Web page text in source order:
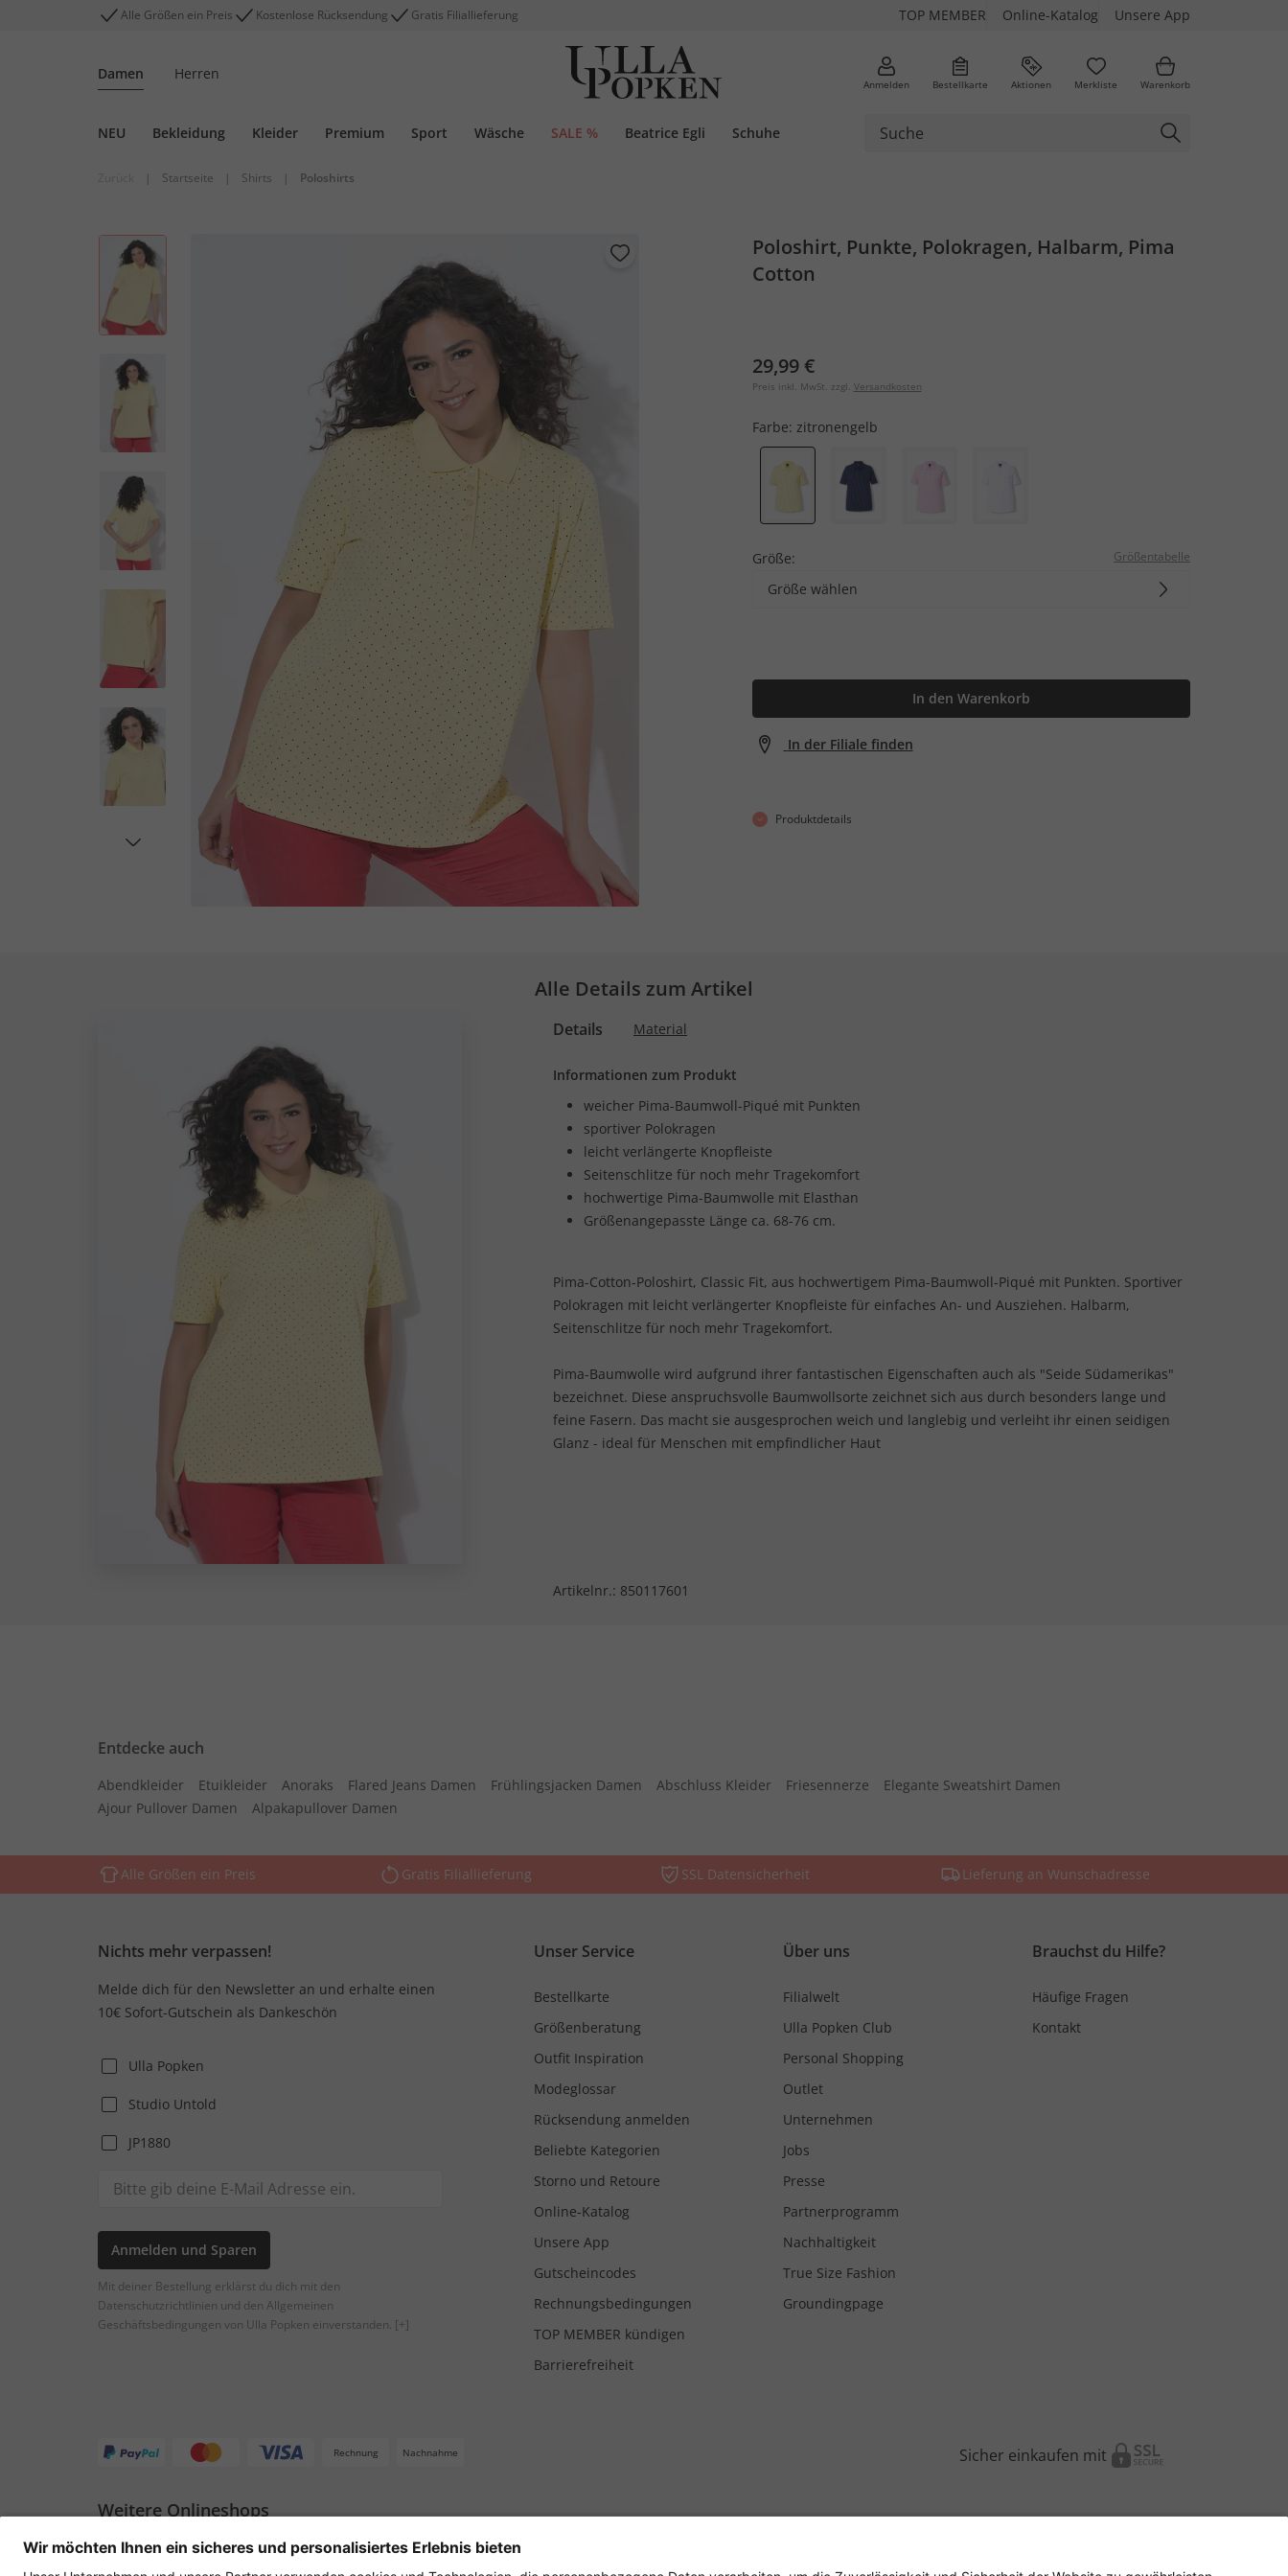
Alle Größen ein Preis Kostenlose Rücksendung Gratis Filiallieferung TOP MEMBER Online-Katalog Unsere App
Damen Herren
Anmelden Bestellkarte Aktionen Merkliste Warenkorb
NEU Bekleidung Kleider Premium Sport Wäsche SALE % Beatrice Egli Schuhe
| Startseite | Shirts | Poloshirts
Poloshirt, Punkte, Polokragen, Halbarm, Pima
Cotton
29,99 €
Preis inkl. MwSt. zzgl. Versandkosten
Farbe: zitronengelb
Größe: Größentabelle
Größe wählen
In den Warenkorb
In der Filiale finden
Produktdetails
Alle Details zum Artikel
Details Material
Informationen zum Produkt
weicher Pima-Baumwoll-Piqué mit Punkten
sportiver Polokragen
leicht verlängerte Knopfleiste
Seitenschlitze für noch mehr Tragekomfort
hochwertige Pima-Baumwolle mit Elasthan
Größenangepasste Länge ca. 68-76 cm.
Pima-Cotton-Poloshirt, Classic Fit, aus hochwertigem Pima-Baumwoll-Piqué mit Punkten. Sportiver
Polokragen mit leicht verlängerter Knopfleiste für einfaches An- und Ausziehen. Halbarm,
Seitenschlitze für noch mehr Tragekomfort.
Pima-Baumwolle wird aufgrund ihrer fantastischen Eigenschaften auch als "Seide Südamerikas"
bezeichnet. Diese anspruchsvolle Baumwollsorte zeichnet sich aus durch besonders lange und
feine Fasern. Das macht sie ausgesprochen weich und langlebig und verleiht ihr einen seidigen
Glanz - ideal für Menschen mit empfindlicher Haut
Artikelnr.: 850117601
Entdecke auch
Abendkleider Etuikleider Anoraks Flared Jeans Damen Frühlingsjacken Damen Abschluss Kleider Friesennerze
Elegante Sweatshirt Damen
Ajour Pullover Damen
Alpakapullover Damen
Alle Größen ein Preis Gratis Filiallieferung SSL Datensicherheit Lieferung an Wunschadresse
Nichts mehr verpassen!
Melde dich für den Newsletter an und erhalte einen
10€ Sofort-Gutschein als Dankeschön
Ulla Popken
Studio Untold
JP1880
Anmelden und Sparen
Mit deiner Bestellung erklärst du dich mit den
Datenschutzrichtlinien und den Allgemeinen
Geschäftsbedingungen von Ulla Popken einverstanden. [+]
Unser Service
Bestellkarte
Größenberatung
Outfit Inspiration
Modeglossar
Rücksendung anmelden
Beliebte Kategorien
Storno und Retoure
Online-Katalog
Unsere App
Gutscheincodes
Rechnungsbedingungen
TOP MEMBER kündigen
Barrierefreiheit
Über uns
Filialwelt
Ulla Popken Club
Personal Shopping
Outlet
Unternehmen
Jobs
Presse
Partnerprogramm
Nachhaltigkeit
True Size Fashion
Groundingpage
Brauchst du Hilfe?
Häufige Fragen
Kontakt
Rechnung Nachnahme Sicher einkaufen mit
Weitere Onlineshops
Deutschland